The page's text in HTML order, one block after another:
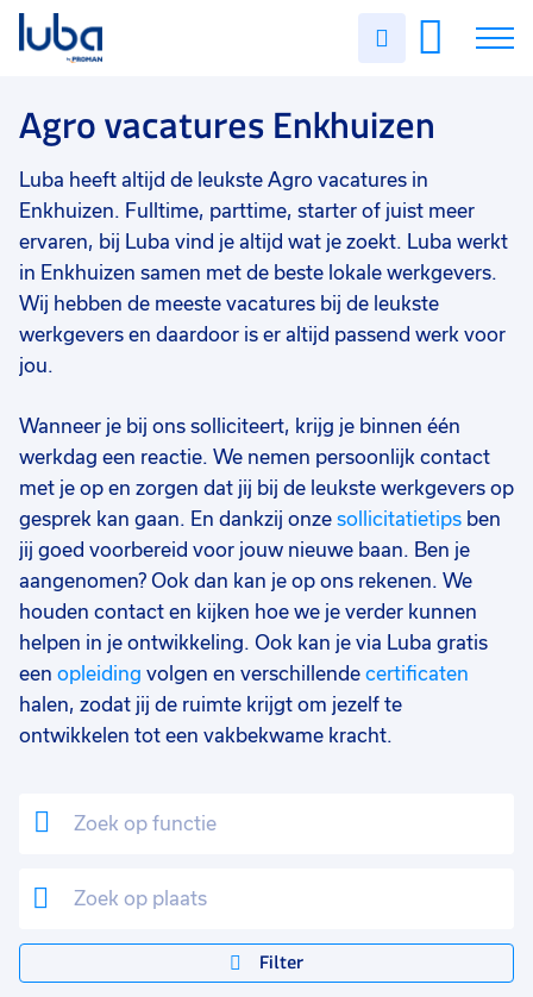
Uren
Vacatures
Over ons
Voor werkgevers
Contact
Agro vacatures Enkhuizen
Luba heeft altijd de leukste Agro vacatures in
Enkhuizen. Fulltime, parttime, starter of juist meer
ervaren, bij Luba vind je altijd wat je zoekt. Luba werkt
in Enkhuizen samen met de beste lokale werkgevers.
Wij hebben de meeste vacatures bij de leukste
werkgevers en daardoor is er altijd passend werk voor
jou.
Wanneer je bij ons solliciteert, krijg je binnen één
werkdag een reactie. We nemen persoonlijk contact
met je op en zorgen dat jij bij de leukste werkgevers op
gesprek kan gaan. En dankzij onze sollicitatietips ben
jij goed voorbereid voor jouw nieuwe baan. Ben je
aangenomen? Ook dan kan je op ons rekenen. We
houden contact en kijken hoe we je verder kunnen
helpen in je ontwikkeling. Ook kan je via Luba gratis
een opleiding volgen en verschillende certificaten
halen, zodat jij de ruimte krijgt om jezelf te
ontwikkelen tot een vakbekwame kracht.
Filter
Filter vacatures
Vakgebied 0
Agro 5
Opleidingsniveau
Mbo
Soort contract 0
Uitzicht op vast 4
Tijdelijk 3
Uren per week
37 - 40+ uur
25 - 32 uur 1